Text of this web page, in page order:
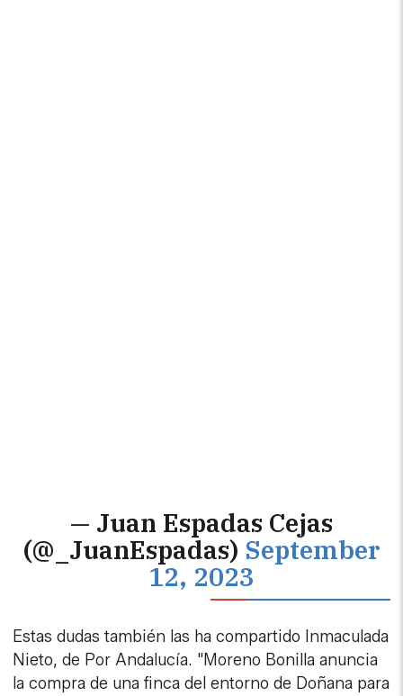
— Juan Espadas Cejas
(@_JuanEspadas) September
12, 2023
Estas dudas también las ha compartido Inmaculada
Nieto, de Por Andalucía. "Moreno Bonilla anuncia
la compra de una finca del entorno de Doñana para